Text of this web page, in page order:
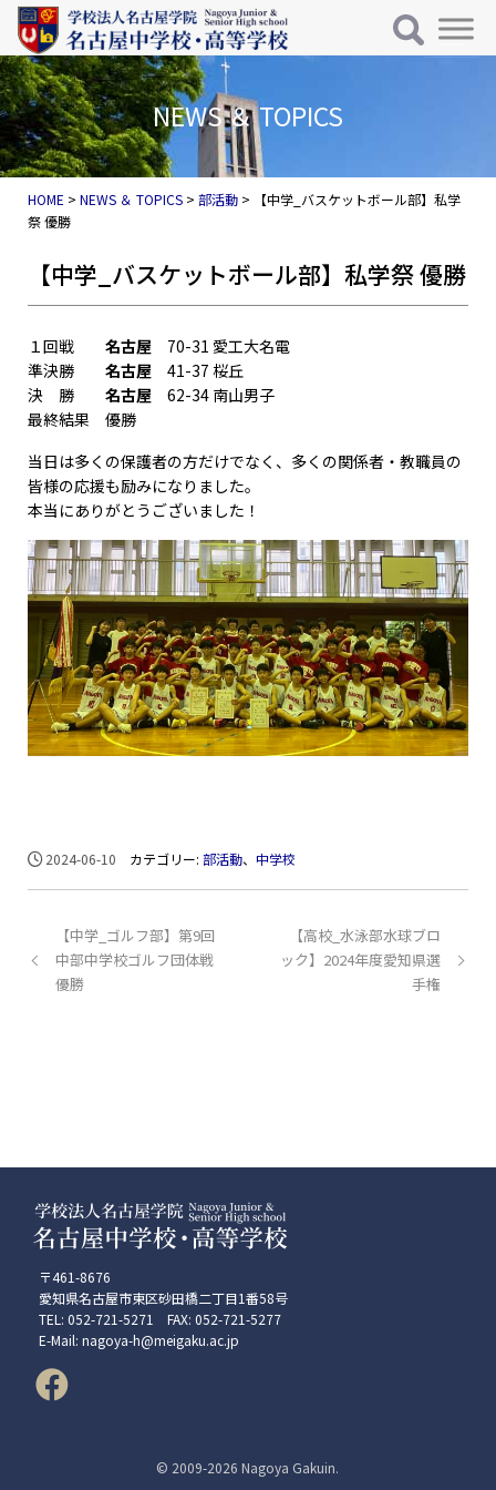
コンテンツへスキップ
メインナビゲーション
NEWS ＆ TOPICS
HOME >NEWS ＆ TOPICS >部活動 >
【中学_バスケットボール部】私学
祭 優勝
【中学_バスケットボール部】私学祭 優勝
１回戦名古屋 70-31 愛工大名電
準決勝名古屋 41-37 桜丘
決 勝名古屋 62-34 南山男子
最終結果 優勝
当日は多くの保護者の方だけでなく、多くの関係者・教職員の
皆様の応援も励みになりました。
本当にありがとうございました！
2024-06-10 カテゴリー:部活動、中学校
【中学_ゴルフ部】第9回
中部中学校ゴルフ団体戦
優勝
【高校_水泳部水球ブロ
ック】2024年度愛知県選
手権
〒461-8676
愛知県名古屋市東区砂田橋二丁目1番58号
TEL: 052-721-5271 FAX: 052-721-5277
E-Mail: nagoya-h@meigaku.ac.jp
© 2009-2026 Nagoya Gakuin.